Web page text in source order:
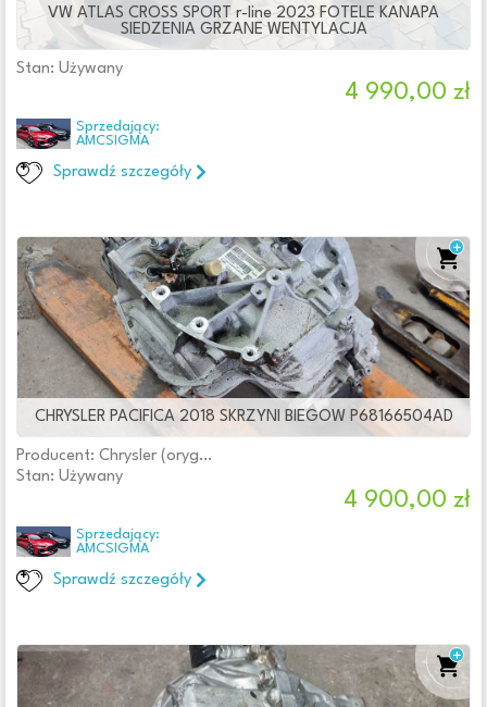
VW ATLAS CROSS SPORT r-line 2023 FOTELE KANAPA
SIEDZENIA GRZANE WENTYLACJA
Stan: Używany
4 990,00 zł
Sprzedający:
AMCSIGMA
Sprawdź szczegóły
CHRYSLER PACIFICA 2018 SKRZYNI BIEGOW P68166504AD
Producent: Chrysler (oryginalne OE)
Stan: Używany
4 900,00 zł
Sprzedający:
AMCSIGMA
Sprawdź szczegóły